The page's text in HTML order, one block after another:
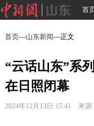
首
首页—山东新闻—正文
“云话山东”系
在日照闭幕
2024年12月13日 15:41 来源